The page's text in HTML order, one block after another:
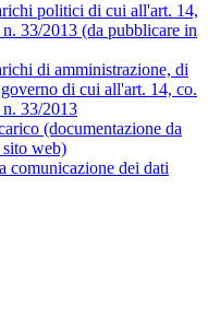
politici di cui all'art. 14,
33/2013 (da pubblicare in
di amministrazione, di
di cui all'art. 14, co.
33/2013
(documentazione da
web)
comunicazione dei dati